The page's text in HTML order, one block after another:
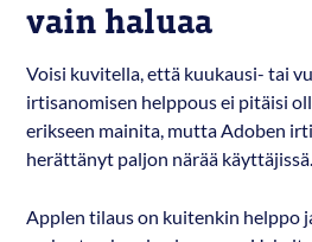
vain haluaa
Voisi kuvitella, että kuukausi- tai
irtisanomisen helppous ei pitäisi
erikseen mainita, mutta Adoben
herättänyt paljon närää käyttäjissä.
Applen tilaus on kuitenkin helppo